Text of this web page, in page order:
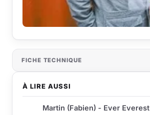
À LIRE AUSSI
Martin (Fabien) - Ever Everest
FICHE TECHNIQUE